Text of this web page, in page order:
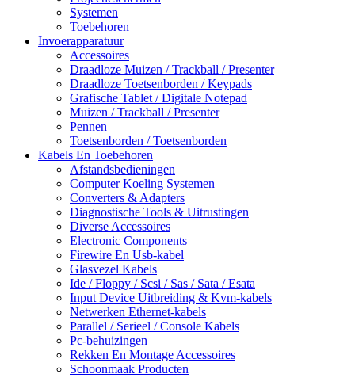
Systemen
Toebehoren
Invoerapparatuur
Accessoires
Draadloze Muizen / Trackball / Presenter
Draadloze Toetsenborden / Keypads
Grafische Tablet / Digitale Notepad
Muizen / Trackball / Presenter
Pennen
Toetsenborden / Toetsenborden
Kabels En Toebehoren
Afstandsbedieningen
Computer Koeling Systemen
Converters & Adapters
Diagnostische Tools & Uitrustingen
Diverse Accessoires
Electronic Components
Firewire En Usb-kabel
Glasvezel Kabels
Ide / Floppy / Scsi / Sas / Sata / Esata
Input Device Uitbreiding & Kvm-kabels
Netwerken Ethernet-kabels
Parallel / Serieel / Console Kabels
Pc-behuizingen
Rekken En Montage Accessoires
Schoonmaak Producten